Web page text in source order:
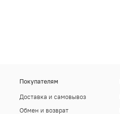
Покупателям
Доставка и самовывоз
Обмен и возврат